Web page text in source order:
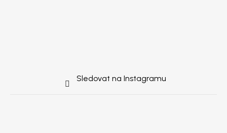
Sledovat na Instagramu